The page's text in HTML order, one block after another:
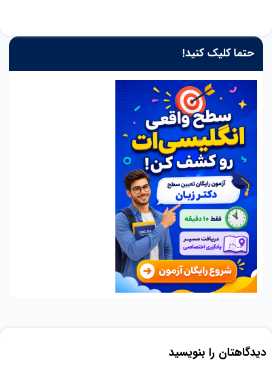
حتما کلیک کنید!
دیدگاهتان را بنویسید